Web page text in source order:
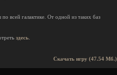
всей галактике. От одной из таких баз
здесь
Скачать игру (47.54 Мб.)